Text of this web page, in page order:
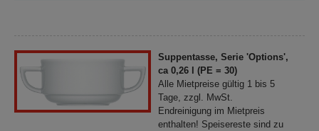
Suppentasse, Serie 'Options',
ca 0,26 l (PE = 30)
Alle Mietpreise gültig 1 bis 5
Tage, zzgl. MwSt.
Endreinigung im Mietpreis
enthalten! Speisereste sind zu